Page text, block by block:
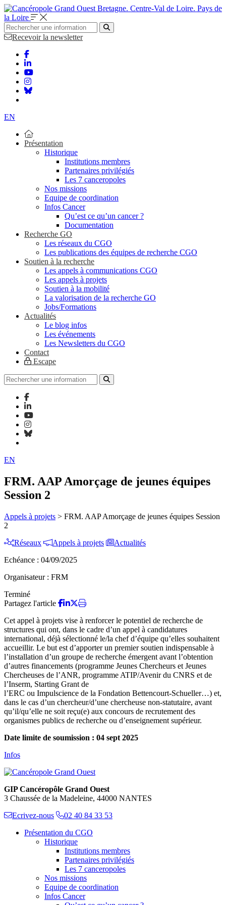
Bretagne. Centre-Val de Loire. Pays de
la Loire
Recevoir la newsletter
EN
Présentation
Historique
Institutions membres
Partenaires privilégiés
Les 7 canceropoles
Nos missions
Equipe de coordination
Infos Cancer
Qu’est ce qu’un cancer ?
Documentation
Recherche GO
Les réseaux du CGO
Les publications des équipes de recherche CGO
Soutien à la recherche
Les appels à communications CGO
Les appels à projets
Soutien à la mobilité
La valorisation de la recherche GO
Jobs/Formations
Actualités
Le blog infos
Les événements
Les Newsletters du CGO
Contact
Escape
EN
FRM. AAP Amorçage de jeunes équipes
Session 2
Appels à projets > FRM. AAP Amorçage de jeunes équipes Session
2
Réseaux
Appels à projets
Actualités
Echéance : 04/09/2025
Organisateur : FRM
Terminé
Partagez l'article
Cet appel à projets vise à renforcer le potentiel de recherche de
structures qui ont, dans le cadre d’un appel à candidatures
international, déjà sélectionné le/la chef d’équipe qu’elles souhaitent
accueillir. Le but est d’apporter un premier soutien indispensable à
l’installation d’un groupe de recherche émergent avant l’obtention
d’autres financements (programme Jeunes Chercheurs et Jeunes
Chercheuses de l’ANR, programme ATIP/Avenir du CNRS et de
l’Inserm, Starting Grant de
l’ERC ou Impulscience de la Fondation Bettencourt-Schueller…) et,
dans le cas d’un chercheur/d’une chercheuse non-statutaire, avant
qu’il/qu’elle ne soit reçu(e) aux concours de recrutement des
organismes publics de recherche ou d’enseignement supérieur.
Date limite de soumission : 04 sept 2025
Infos
GIP Cancéropôle Grand Ouest
3 Chaussée de la Madeleine, 44000 NANTES
Ecrivez-nous
02 40 84 33 53
Présentation du CGO
Historique
Institutions membres
Partenaires privilégiés
Les 7 canceropoles
Nos missions
Equipe de coordination
Infos Cancer